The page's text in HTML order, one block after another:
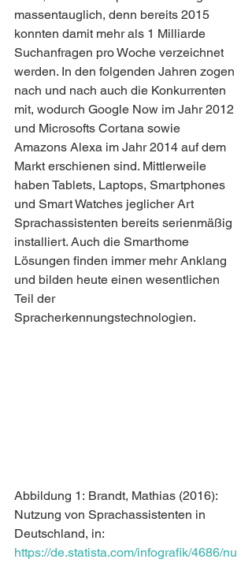
massentauglich, denn bereits 2015
konnten damit mehr als 1 Milliarde
Suchanfragen pro Woche verzeichnet
werden. In den folgenden Jahren zogen
nach und nach auch die Konkurrenten
mit, wodurch Google Now im Jahr 2012
und Microsofts Cortana sowie
Amazons Alexa im Jahr 2014 auf dem
Markt erschienen sind. Mittlerweile
haben Tablets, Laptops, Smartphones
und Smart Watches jeglicher Art
Sprachassistenten bereits serienmäßig
installiert. Auch die Smarthome
Lösungen finden immer mehr Anklang
und bilden heute einen wesentlichen
Teil der
Spracherkennungstechnologien.
Abbildung 1: Brandt, Mathias (2016):
Nutzung von Sprachassistenten in
Deutschland, in:
https://de.statista.com/infografik/4686/nu